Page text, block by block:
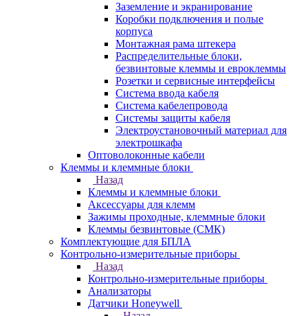
Заземление и экранирование
Коробки подключения и полые
корпуса
Монтажная рама штекера
Распределительные блоки,
безвинтовые клеммы и евроклеммы
Розетки и сервисные интерфейсы
Система ввода кабеля
Система кабелепровода
Системы защиты кабеля
Электроустановочный материал для
электрошкафа
Оптоволоконные кабели
Клеммы и клеммные блоки
Назад
Клеммы и клеммные блоки
Аксессуары для клемм
Зажимы проходные, клеммные блоки
Клеммы безвинтовые (СМК)
Комплектующие для БПЛА
Контрольно-измерительные приборы
Назад
Контрольно-измерительные приборы
Анализаторы
Датчики Honeywell